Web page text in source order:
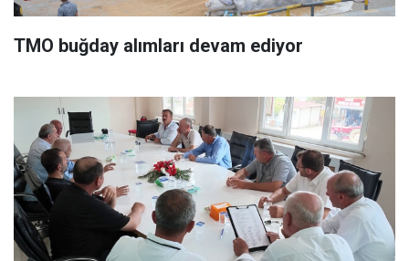
TMO buğday alımları devam ediyor